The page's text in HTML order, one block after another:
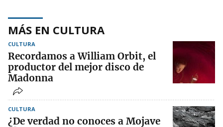
MÁS EN CULTURA
CULTURA
Recordamos a William Orbit, el
productor del mejor disco de
Madonna
CULTURA
¿De verdad no conoces a Mojave